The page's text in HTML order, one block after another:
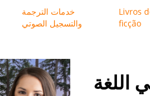
خدمات الترجمة
والتسجيل الصوتي
Livros
ficção
اللغة